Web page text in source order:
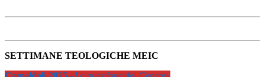
SETTIMANE TEOLOGICHE MEIC